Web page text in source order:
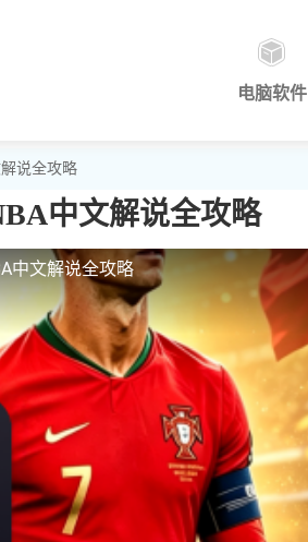
电脑软件
说全攻略
中文解说全攻略
中文解说全攻略